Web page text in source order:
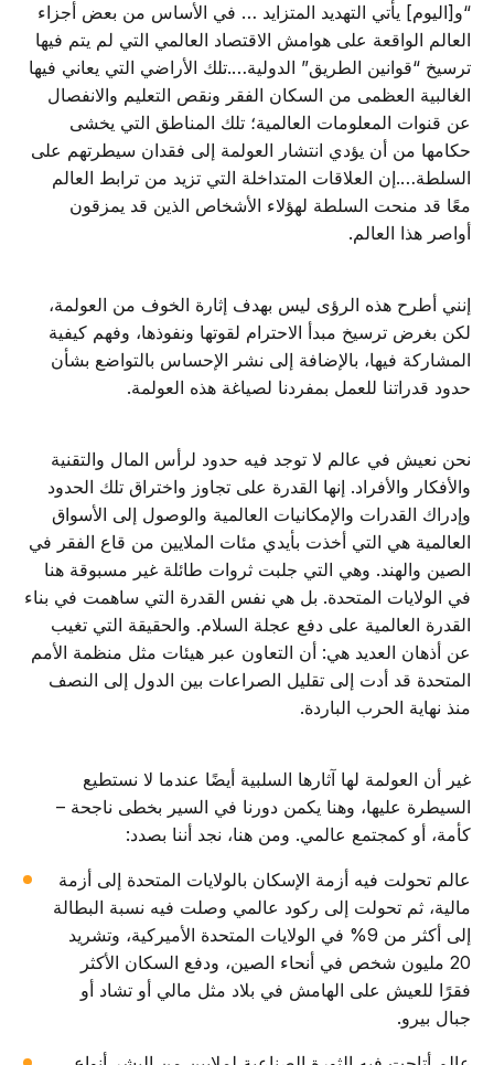
“و[اليوم] يأتي التهديد المتزايد … في الأساس من بعض أجزاء
العالم الواقعة على هوامش الاقتصاد العالمي التي لم يتم فيها
ترسيخ “قوانين الطريق” الدولية….تلك الأراضي التي يعاني فيها
الغالبية العظمى من السكان الفقر ونقص التعليم والانفصال
عن قنوات المعلومات العالمية؛ تلك المناطق التي يخشى
حكامها من أن يؤدي انتشار العولمة إلى فقدان سيطرتهم على
السلطة….إن العلاقات المتداخلة التي تزيد من ترابط العالم
معًا قد منحت السلطة لهؤلاء الأشخاص الذين قد يمزقون
أواصر هذا العالم.
إنني أطرح هذه الرؤى ليس بهدف إثارة الخوف من العولمة،
لكن بغرض ترسيخ مبدأ الاحترام لقوتها ونفوذها، وفهم كيفية
المشاركة فيها، بالإضافة إلى نشر الإحساس بالتواضع بشأن
حدود قدراتنا للعمل بمفردنا لصياغة هذه العولمة.
نحن نعيش في عالم لا توجد فيه حدود لرأس المال والتقنية
والأفكار والأفراد. إنها القدرة على تجاوز واختراق تلك الحدود
وإدراك القدرات والإمكانيات العالمية والوصول إلى الأسواق
العالمية هي التي أخذت بأيدي مئات الملايين من قاع الفقر في
الصين والهند. وهي التي جلبت ثروات طائلة غير مسبوقة هنا
في الولايات المتحدة. بل هي نفس القدرة التي ساهمت في بناء
القدرة العالمية على دفع عجلة السلام. والحقيقة التي تغيب
عن أذهان العديد هي: أن التعاون عبر هيئات مثل منظمة الأمم
المتحدة قد أدت إلى تقليل الصراعات بين الدول إلى النصف
منذ نهاية الحرب الباردة.
غير أن العولمة لها آثارها السلبية أيضًا عندما لا نستطيع
السيطرة عليها، وهنا يكمن دورنا في السير بخطى ناجحة –
كأمة، أو كمجتمع عالمي. ومن هنا، نجد أننا بصدد:
عالم تحولت فيه أزمة الإسكان بالولايات المتحدة إلى أزمة
مالية، ثم تحولت إلى ركود عالمي وصلت فيه نسبة البطالة
إلى أكثر من 9% في الولايات المتحدة الأميركية، وتشريد
20 مليون شخص في أنحاء الصين، ودفع السكان الأكثر
فقرًا للعيش على الهامش في بلاد مثل مالي أو تشاد أو
جبال بيرو.